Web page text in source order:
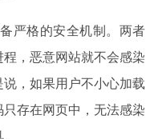
严格的安全机制。两者
，恶意网站就不会感染
，如果用户不小心加载
存在网页中，无法感染